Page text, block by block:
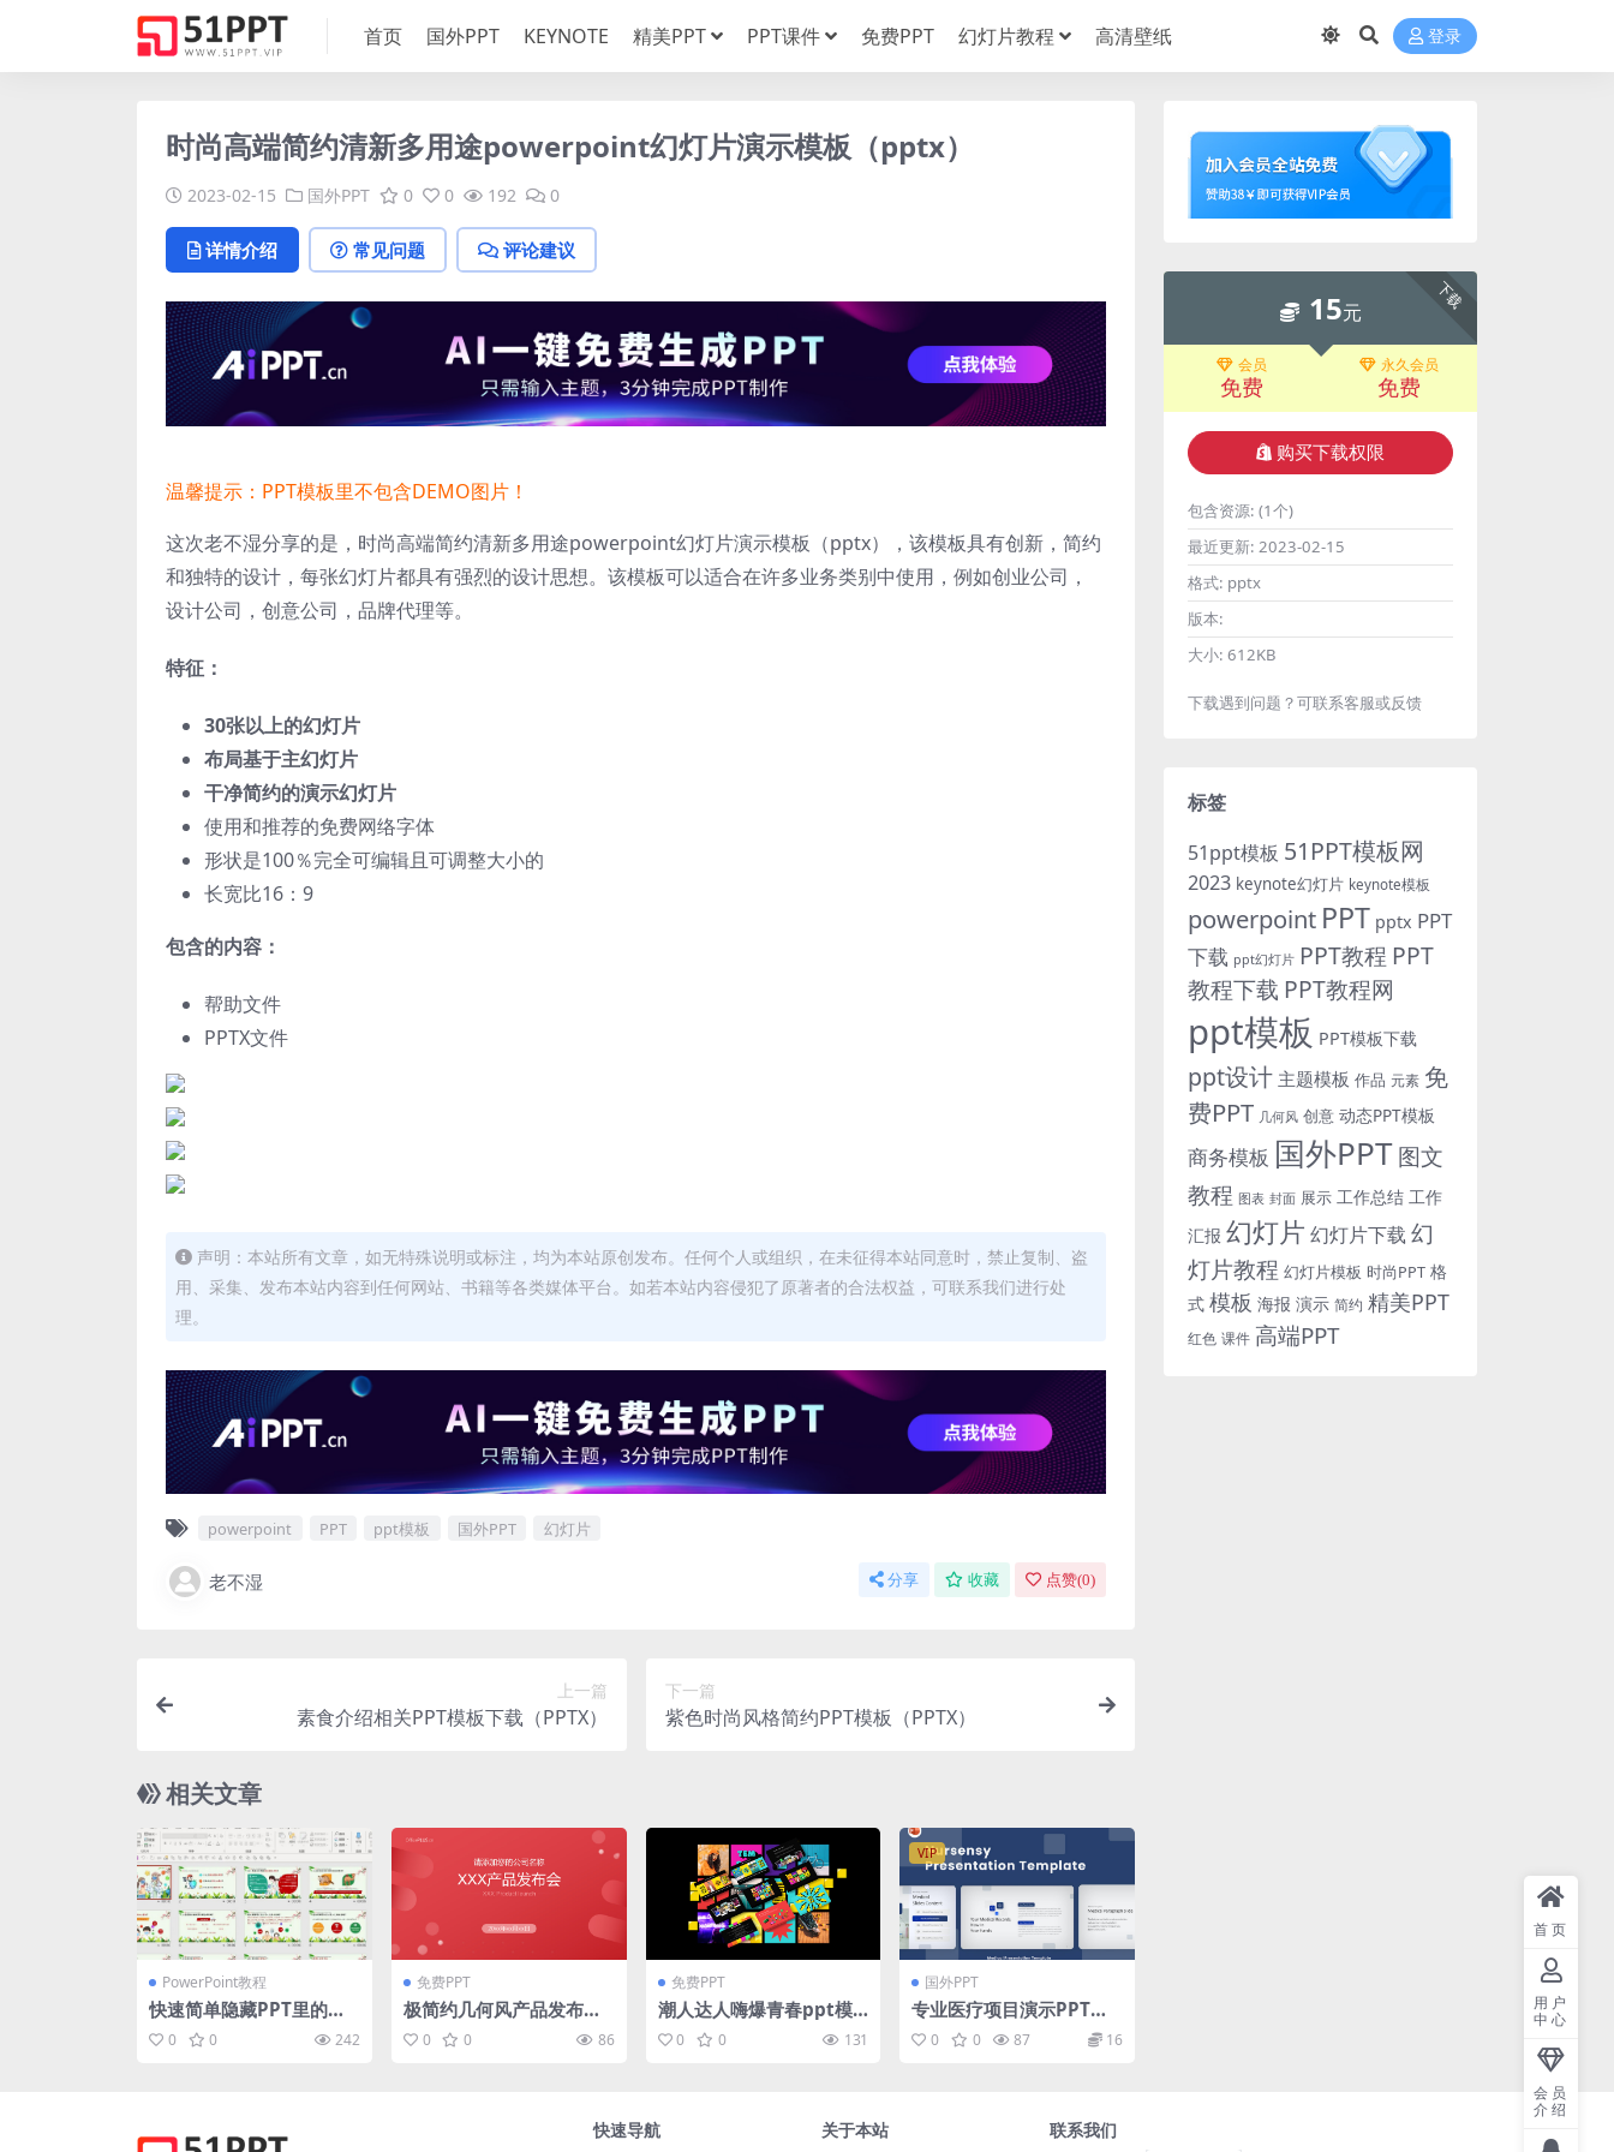
首页 国外PPT KEYNOTE 精美PPT PPT课件 免费PPT 幻灯片教程 高清壁纸 登录
时尚高端简约清新多用途powerpoint幻灯片演示模板（pptx）
2023-02-15 国外PPT 0 0 192 0
详情介绍 常见问题 评论建议
温馨提示：PPT模板里不包含DEMO图片！
这次老不湿分享的是，时尚高端简约清新多用途powerpoint幻灯片演示模板（pptx）， 该模板具有创新，简约
和独特的设计，每张幻灯片都具有强烈的设计思想。该模板可以适合在许多业务类别中使用，例如创业公司，
设计公司，创意公司，品牌代理等。
特征：
30张以上的幻灯片
布局基于主幻灯片
干净简约的演示幻灯片
使用和推荐的免费网络字体
形状是100％完全可编辑且可调整大小的
长宽比16：9
包含的内容：
帮助文件
PPTX文件
声明：本站所有文章，如无特殊说明或标注，均为本站原创发布。任何个人或组织，在未征得本站同意时，禁止复制、盗
用、采集、发布本站内容到任何网站、书籍等各类媒体平台。如若本站内容侵犯了原著者的合法权益，可联系我们进行处
理。
powerpoint PPT ppt模板 国外PPT 幻灯片
老不湿 分享 收藏 点赞(0)
上一篇
素食介绍相关PPT模板下载（PPTX）
下一篇
紫色时尚风格简约PPT模板（PPTX）
相关文章
PowerPoint教程
快速简单隐藏PPT里的某
张幻灯片
0 0 242
免费PPT
极简约几何风产品发布会p
pt模板
0 0 86
免费PPT
潮人达人嗨爆青春ppt模
板0 0 131
VIP
国外PPT
专业医疗项目演示PPT模
版 0 0 87 16
下载
15元
会员
免费
永久会员
免费
购买下载权限
包含资源: (1个)
最近更新: 2023-02-15
格式: pptx
版本:
大小: 612KB
下载遇到问题？可联系客服或反馈
标签
51ppt模板 51PPT模板网
2023 keynote幻灯片 keynote模板
powerpoint PPT pptx PPT
下载 ppt幻灯片 PPT教程 PPT
教程下载 PPT教程网
ppt模板 PPT模板下载
ppt设计 主题模板 作品 元素 免
费PPT 几何风 创意 动态PPT模板
商务模板 国外PPT图文
教程 图表 封面 展示 工作总结 工作
汇报 幻灯片 幻灯片下载 幻
灯片教程 幻灯片模板 时尚PPT 格
式 模板 海报 演示 简约 精美PPT
红色 课件 高端PPT
快速导航
关于本站
联系我们
首页
用户
中心
会员
介绍